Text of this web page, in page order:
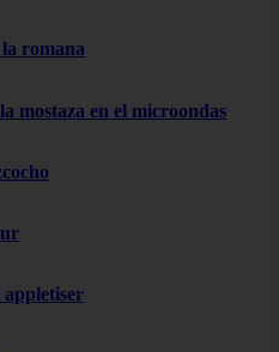
romana
mostaza en el microondas
appletiser